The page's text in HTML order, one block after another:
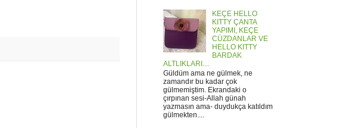
KEÇE HELLO
KITTY ÇANTA
YAPIMI, KEÇE
CÜZDANLAR VE
HELLO KITTY
BARDAK
ALTLIKLARI....
Güldüm ama ne gülmek, ne
zamandır bu kadar çok
gülmemiştim. Ekrandaki o
çırpınan sesi-Allah günah
yazmasın ama- duydukça katıldım
gülmekten....